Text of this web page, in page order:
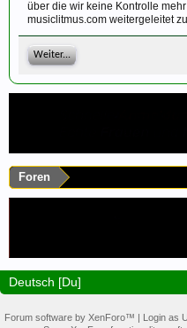
über die wir keine Kontrolle
musiclitmus.com weitergeleitet
Weiter...
Foren
Deutsch [Du]
Forum software by XenForo™ | Login as